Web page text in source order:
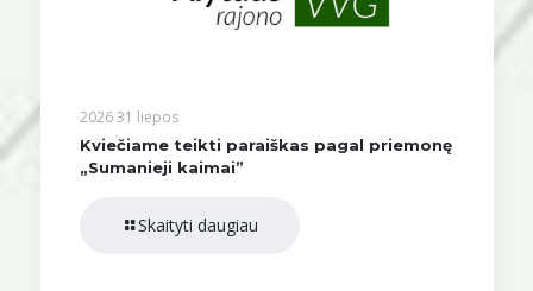
2026 31 liepos
Kviečiame teikti paraiškas pagal priemonę
„Sumanieji kaimai”
Skaityti daugiau